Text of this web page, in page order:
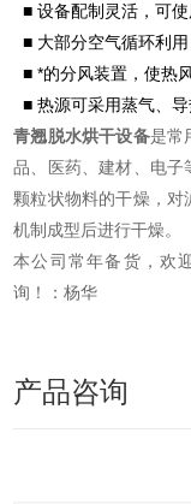
■设备配制灵活，可
■ 大部分空气循环利用
■*的分风装置，使热
■热源可采用蒸气、
青翘脱水烘干设备是常
品、医药、建材、电子
颗粒状物料的干燥，对
机制成型后进行干燥。
本公司常年备货，欢
询！：杨华
产品咨询